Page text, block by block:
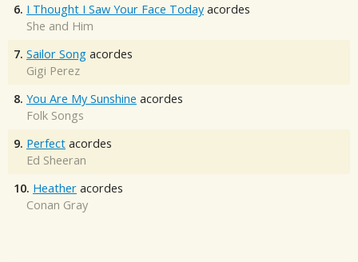
6. I Thought I Saw Your Face Today acordes
She and Him
7. Sailor Song acordes
Gigi Perez
8. You Are My Sunshine acordes
Folk Songs
9. Perfect acordes
Ed Sheeran
10. Heather acordes
Conan Gray